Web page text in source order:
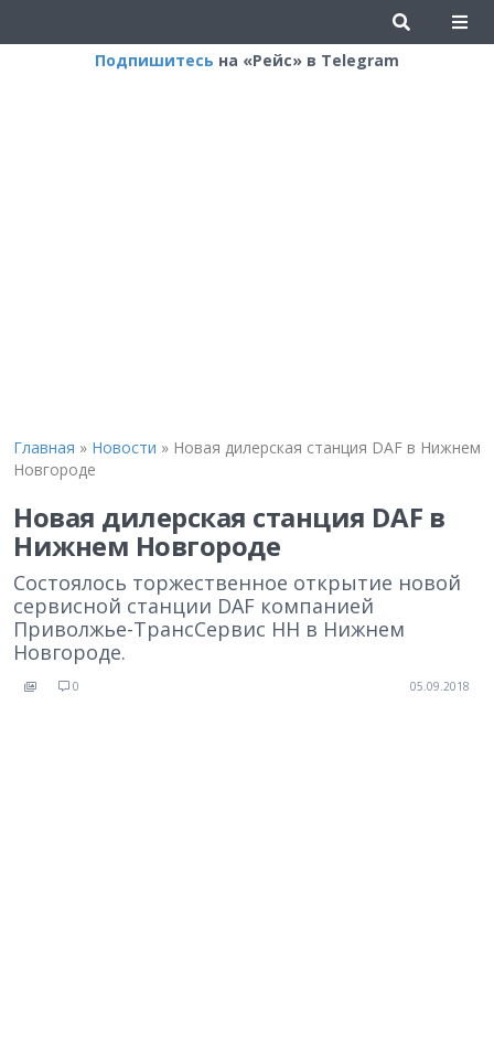
Подпишитесь на «Рейс» в Telegram
Главная » Новости » Новая дилерская станция DAF в Нижнем
Новгороде
Новая дилерская станция DAF в
Нижнем Новгороде
Состоялось торжественное открытие новой
сервисной станции DAF компанией
Приволжье-ТрансСервис НН в Нижнем
Новгороде.
0 05.09.2018